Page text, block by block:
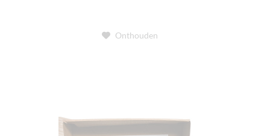
Onthouden